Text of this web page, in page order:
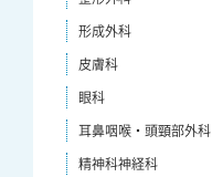
形成外科
皮膚科
眼科
耳鼻咽喉・頭頸部外科
精神科神経科